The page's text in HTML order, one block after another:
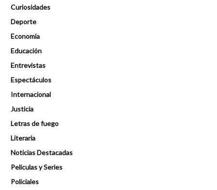
Curiosidades
Deporte
Economía
Educación
Entrevistas
Espectáculos
Internacional
Justicia
Letras de fuego
Literaria
Noticias Destacadas
Peliculas y Series
Policiales